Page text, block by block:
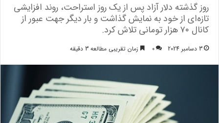
روز گذشته دلار آزاد پس از یک روز استراحت، روند افزایشی
تازه‌ای از خود به نمایش گذاشت و بار دیگر جهت عبور از
کانال ۷۰ هزار تومانی تلاش کرد.
3 دسامبر 2024 0 زمان تقریبی مطالعه 3 دقیقه